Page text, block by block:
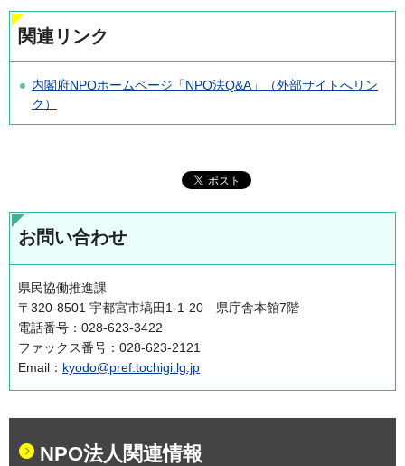
関連リンク
内閣府NPOホームページ「NPO法Q&A」（外部サイトへリン
ク）
お問い合わせ
県民協働推進課
〒320-8501 宇都宮市塙田1-1-20 県庁舎本館7階
電話番号：028-623-3422
ファックス番号：028-623-2121
Email： kyodo@pref.tochigi.lg.jp
NPO法人関連情報